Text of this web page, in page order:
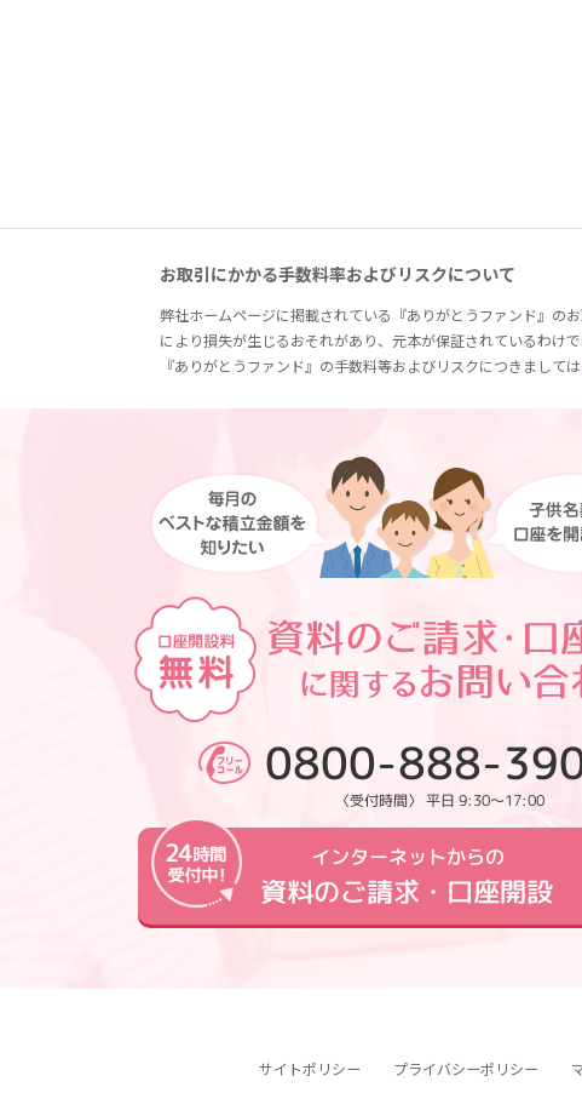
お取引にかかる手数料率およびリスクについて
弊社ホームページに掲載されている『ありがとうファンド』の
により損失が生じるおそれがあり、元本が保証されているわけで
『ありがとうファンド』の手数料等およびリスクにつきましては
0800-888-
〈受付時間〉 平日 9:30～17:00
インターネットからの
資料のご請求・口座開設
サイトポリシー プライバシーポリシー